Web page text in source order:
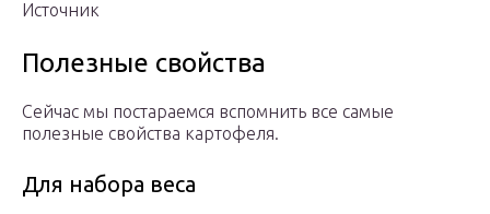
Источник
Полезные свойства
Сейчас мы постараемся вспомнить все самые
полезные свойства картофеля.
Для набора веса